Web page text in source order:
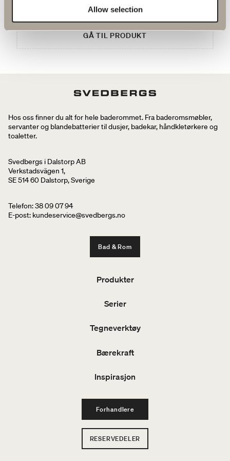
Allow selection
GÅ TIL PRODUKT
Hos oss finner du alt for hele baderommet. Fra baderomsmøbler,
servanter og blandebatterier til dusjer, badekar, håndkletørkere og
toaletter.
Svedbergs i Dalstorp AB
Verkstadsvägen 1,
SE 514 60 Dalstorp, Sverige
Telefon: 38 09 07 94
E-post: kundeservice@svedbergs.no
Bad & Rom
Produkter
Serier
Tegneverktøy
Bærekraft
Inspirasjon
Forhandlere
RESERVEDELER